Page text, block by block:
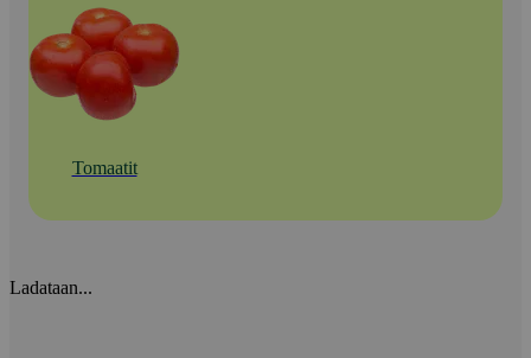
Tomaatit
Ladataan...